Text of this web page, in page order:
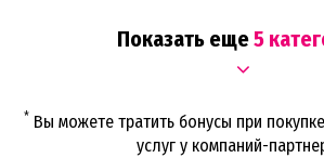
Показать еще5
* Вы можете тратить бонусы при
услуг у компаний-